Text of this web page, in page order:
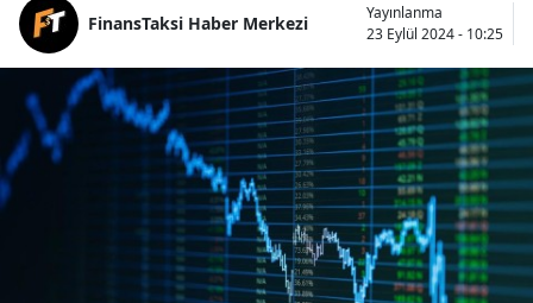
FinansTaksi Haber Merkezi
Yayınlanma
23 Eylül 2024 - 10:25